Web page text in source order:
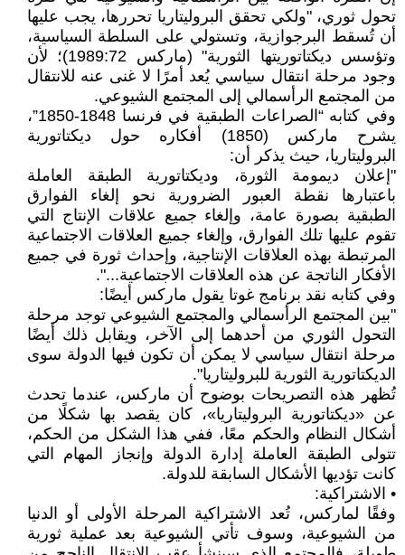
تحول ثوري، "ولكي تحقق البروليتاريا تحررها، يجب عليها
أن تُسقط البرجوازية، وتستولي على السلطة السياسية،
وتؤسس ديكتاتوريتها الثورية" (ماركس 1989:72)؛ لأن
وجود مرحلة انتقال سياسي يُعد أمرًا لا غنى عنه للانتقال
من المجتمع الرأسمالي إلى المجتمع الشيوعي.
وفي كتابه “الصراعات الطبقية في فرنسا 1848-1850”،
يشرح ماركس (1850) أفكاره حول ديكتاتورية
البروليتاريا، حيث يذكر أن:
"إعلان ديمومة الثورة، وديكتاتورية الطبقة العاملة
باعتبارها نقطة العبور الضرورية نحو إلغاء الفوارق
الطبقية بصورة عامة، وإلغاء جميع علاقات الإنتاج التي
تقوم عليها تلك الفوارق، وإلغاء جميع العلاقات الاجتماعية
المرتبطة بهذه العلاقات الإنتاجية، وإحداث ثورة في جميع
الأفكار الناتجة عن هذه العلاقات الاجتماعية...".
وفي كتابه نقد برنامج غوتا يقول ماركس أيضًا:
"بين المجتمع الرأسمالي والمجتمع الشيوعي توجد مرحلة
التحول الثوري من أحدهما إلى الآخر، ويقابل ذلك أيضًا
مرحلة انتقال سياسي لا يمكن أن تكون فيها الدولة سوى
الديكتاتورية الثورية للبروليتاريا".
تُظهر هذه التصريحات بوضوح أن ماركس، عندما تحدث
عن «ديكتاتورية البروليتاريا»، كان يقصد بها شكلًا من
أشكال النظام والحكم معًا، ففي هذا الشكل من الحكم،
تتولى الطبقة العاملة إدارة الدولة وإنجاز المهام التي
كانت تؤديها الأشكال السابقة للدولة.
• الاشتراكية:
وفقًا لماركس، تُعد الاشتراكية المرحلة الأولى أو الدنيا
من الشيوعية، وسوف تأتي الشيوعية بعد عملية ثورية